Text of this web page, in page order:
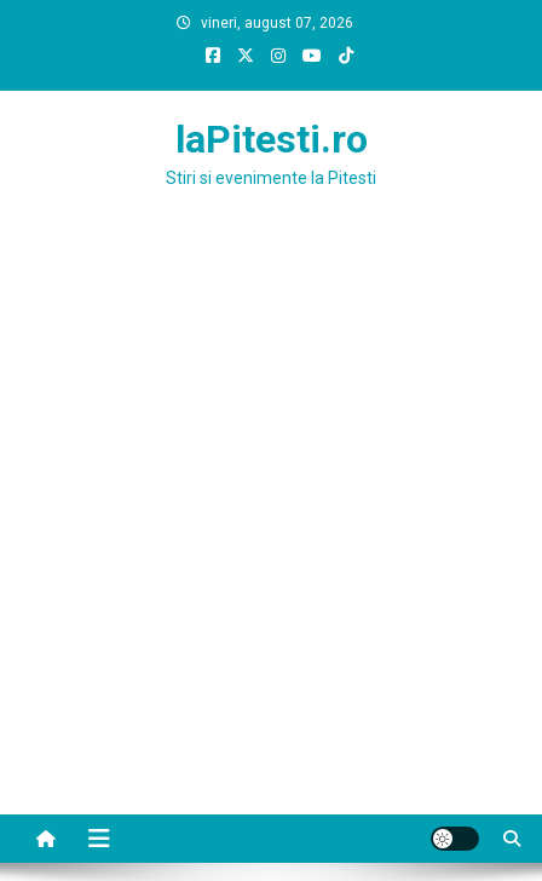
vineri, august 07, 2026
laPitesti.ro
Stiri si evenimente la Pitesti